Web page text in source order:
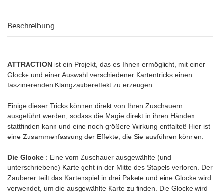
Beschreibung
ATTRACTION ist ein Projekt, das es Ihnen ermöglicht, mit einer
Glocke und einer Auswahl verschiedener Kartentricks einen
faszinierenden Klangzaubereffekt zu erzeugen.
Einige dieser Tricks können direkt von Ihren Zuschauern
ausgeführt werden, sodass die Magie direkt in ihren Händen
stattfinden kann und eine noch größere Wirkung entfaltet! Hier ist
eine Zusammenfassung der Effekte, die Sie ausführen können:
Die Glocke : Eine vom Zuschauer ausgewählte (und
unterschriebene) Karte geht in der Mitte des Stapels verloren. Der
Zauberer teilt das Kartenspiel in drei Pakete und eine Glocke wird
verwendet, um die ausgewählte Karte zu finden. Die Glocke wird